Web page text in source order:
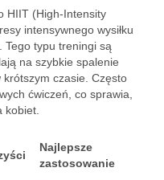
HIIT (High-Intensity
intensywnego wysiłku
Tego typu treningi są
na szybkie spalenie
czasie. Często
ćwiczeń, co sprawia,
kobiet.
Najlepsze
zastosowanie